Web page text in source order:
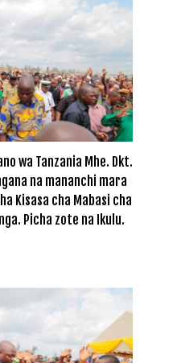
wa Tanzania Mhe. Dkt.
na mananchi mara
Kisasa cha Mabasi cha
Picha zote na Ikulu.